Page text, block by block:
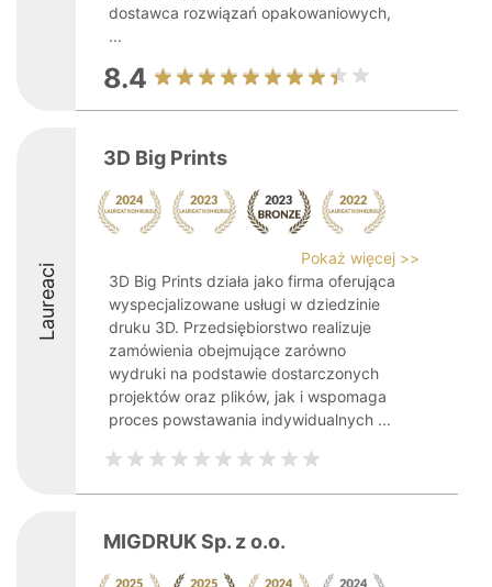
dostawca rozwiązań opakowaniowych,
...
8.4
Laureaci
3D Big Prints
Pokaż więcej >>
3D Big Prints działa jako firma oferująca
wyspecjalizowane usługi w dziedzinie
druku 3D. Przedsiębiorstwo realizuje
zamówienia obejmujące zarówno
wydruki na podstawie dostarczonych
projektów oraz plików, jak i wspomaga
proces powstawania indywidualnych ...
MIGDRUK Sp. z o.o.